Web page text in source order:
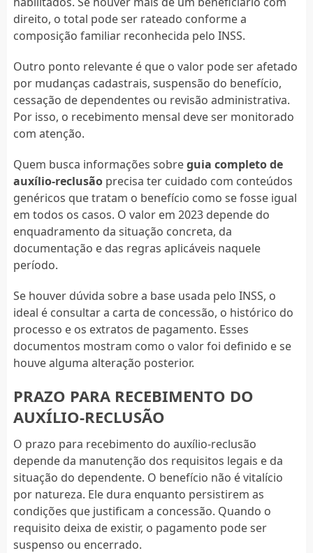
direito, o total pode ser rateado conforme a
composição familiar reconhecida pelo INSS.
Outro ponto relevante é que o valor pode ser afetado
por mudanças cadastrais, suspensão do benefício,
cessação de dependentes ou revisão administrativa.
Por isso, o recebimento mensal deve ser monitorado
com atenção.
Quem busca informações sobreguia completo de
auxílio-reclusãoprecisa ter cuidado com conteúdos
genéricos que tratam o benefício como se fosse igual
em todos os casos. O valor em 2023 depende do
enquadramento da situação concreta, da
documentação e das regras aplicáveis naquele
período.
Se houver dúvida sobre a base usada pelo INSS, o
ideal é consultar a carta de concessão, o histórico do
processo e os extratos de pagamento. Esses
documentos mostram como o valor foi definido e se
houve alguma alteração posterior.
PRAZO PARA RECEBIMENTO DO
AUXÍLIO-RECLUSÃO
O prazo para recebimento do auxílio-reclusão
depende da manutenção dos requisitos legais e da
situação do dependente. O benefício não é vitalício
por natureza. Ele dura enquanto persistirem as
condições que justificam a concessão. Quando o
requisito deixa de existir, o pagamento pode ser
suspenso ou encerrado.